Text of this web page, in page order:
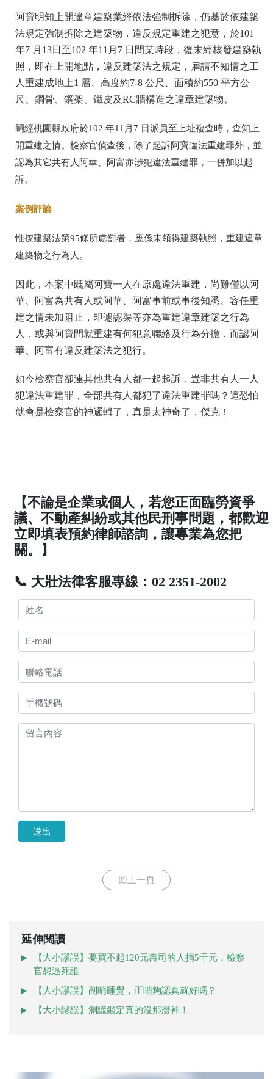
阿寶明知上開違章建築業經依法強制拆除，仍基於依建築
法規定強制拆除之建築物，違反規定重建之犯意，於101
年7 月13日至102 年11月7 日間某時段，復未經核發建築執
照，即在上開地點，違反建築法之規定，雇請不知情之工
人重建成地上1 層、高度約7-8 公尺、面積約550 平方公
尺、鋼骨、鋼架、鐵皮及RC牆構造之違章建築物。
嗣經桃園縣政府於102 年11月7 日派員至上址複查時，查知上
開重建之情。檢察官偵查後，除了起訴阿寶違法重建罪外，並
認為其它共有人阿華、阿富亦涉犯違法重建罪，一併加以起
訴。
案例評論
惟按建築法第95條所處罰者，應係未領得建築執照， 重建違章
建築物之行為人 。
因此，本案中既屬阿寶一人在原處違法重建，尚難僅以阿
華、阿富為共有人或阿華、阿富事前或事後知悉、容任重
建之情未加阻止，即遽認渠等亦為重建違章建築之行為
人，或與阿寶間就重建有何犯意聯絡及行為分擔，而認阿
華、阿富有違反建築法之犯行。
如今檢察官卻連其他共有人都一起起訴，豈非共有人一人
犯違法重建罪，全部共有人都犯了違法重建罪嗎？這恐怕
就會是檢察官的神邏輯了，真是太神奇了，傑克！
【不論是企業或個人，若您正面臨勞資爭
議、不動產糾紛或其他民刑事問題，都歡迎
立即填表預約律師諮詢，讓專業為您把
關。】
📞 大壯法律客服專線：02 2351-2002
送出
回上一頁
延伸閱讀
【大小謬誤】要買不起120元壽司的人捐5千元，檢察
官想逼死誰
【大小謬誤】副哨睡覺，正哨夠認真就好嗎？
【大小謬誤】測謊鑑定真的沒那麼神！